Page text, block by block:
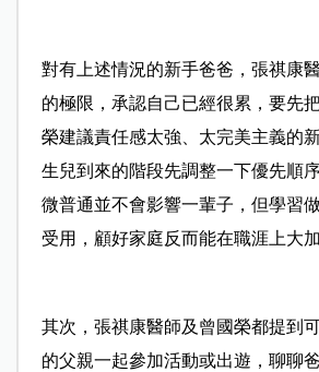
對有上述情況的新手爸爸，張祺康
的極限，承認自己已經很累，要先
榮建議責任感太強、太完美主義的
生兒到來的階段先調整一下優先順
微普通並不會影響一輩子，但學習
受用，顧好家庭反而能在職涯上大加
其次，張祺康醫師及曾國榮都提到
的父親一起參加活動或出遊，聊聊